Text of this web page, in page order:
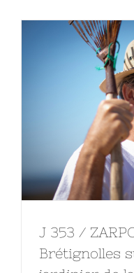
J 353 /
Brétignolles